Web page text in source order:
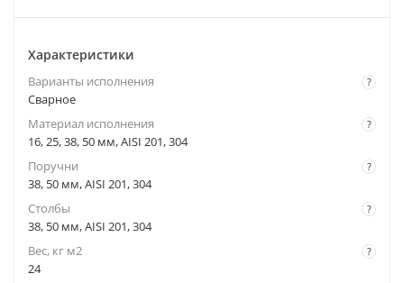
Характеристики
?
Варианты исполнения
Сварное
?
Материал исполнения
16, 25, 38, 50 мм, AISI 201, 304
?
Поручни
38, 50 мм, AISI 201, 304
?
Столбы
38, 50 мм, AISI 201, 304
?
Вес, кг м2
24